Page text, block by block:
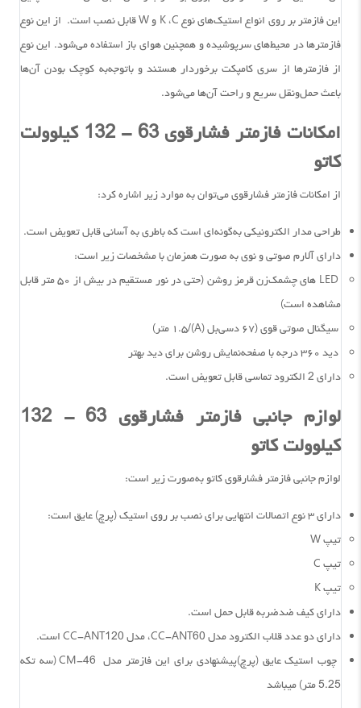
این فازمتر بر روی انواع استیک‌های نوع K ،C و W قابل نصب است. از این نوع
فازمترها در محیط‌های سرپوشیده و همچنین هوای باز استفاده می‌شود. این نوع
از فازمترها از سری کامپکت‌ برخوردار هستند و باتوجه‌به کوچک بودن آن‌ها
باعث حمل‌ونقل سریع و راحت آن‌ها می‌شود.
امکانات فازمتر فشارقوی 63 - 132 کیلوولت
کاتو
از امکانات فازمتر فشارقوی می‌توان به موارد زیر اشاره کرد:
طراحی مدار الکترونیکی به‌گونه‌ای است که باطری به آسانی قابل تعویض است.
دارای آلارم صوتی و نوی به صورت همزمان با مشخصات زیر است:
LED های چشمک‌زن قرمز روشن (حتی در نور مستقیم در بیش از ۵۰ متر قابل‌
مشاهده است)
سیگنال صوتی قوی (۶۷ دسی‌بل (A)/۱.۵ متر)
دید ۳۶۰ درجه با صفحه‌نمایش روشن برای دید بهتر
دارای 2 الکترود تماسی قابل تعویض است.
لوازم جانبی فازمتر فشارقوی 63 - 132
کیلوولت کاتو
لوازم جانبی فازمتر فشارقوی کاتو به‌صورت زیر است:
دارای ۳ نوع اتصالات انتهایی برای نصب بر روی استیک (پرچ) عایق است:
تیپ W
تیپ C
تیپ K
دارای کیف ضدضربه قابل حمل است.
دارای دو عدد قلاب الکترود مدل CC-ANT60، مدل CC-ANT120 است.
چوب استیک عایق (پرچ)پیشنهادی برای این فازمتر مدل CM-46 (سه تکه
5.25 متر) میباشد